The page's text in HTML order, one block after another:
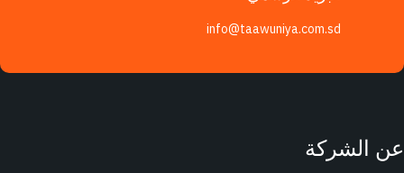
info@taawuniya.com.sd
الشركة